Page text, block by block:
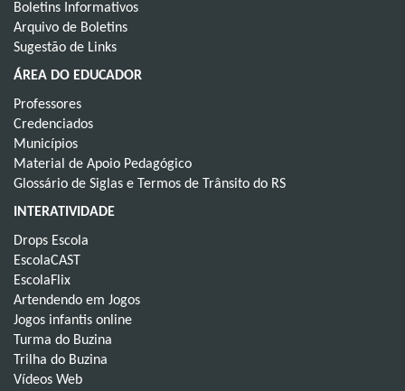
Boletins Informativos
Arquivo de Boletins
Sugestão de Links
ÁREA DO EDUCADOR
Professores
Credenciados
Municípios
Material de Apoio Pedagógico
Glossário de Siglas e Termos de Trânsito do RS
INTERATIVIDADE
Drops Escola
EscolaCAST
EscolaFlix
Artendendo em Jogos
Jogos infantis online
Turma do Buzina
Trilha do Buzina
Vídeos Web